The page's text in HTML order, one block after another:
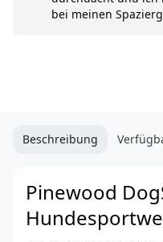
bei meinen
Beschreibung
Pinewood